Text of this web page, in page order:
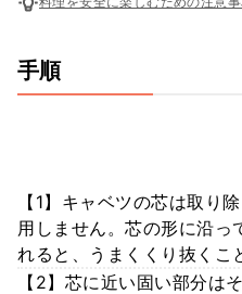
手順
【1】キャベツの芯は取り
用しません。芯の形に沿っ
れると、うまくくり抜くこ
【2】芯に近い固い部分は